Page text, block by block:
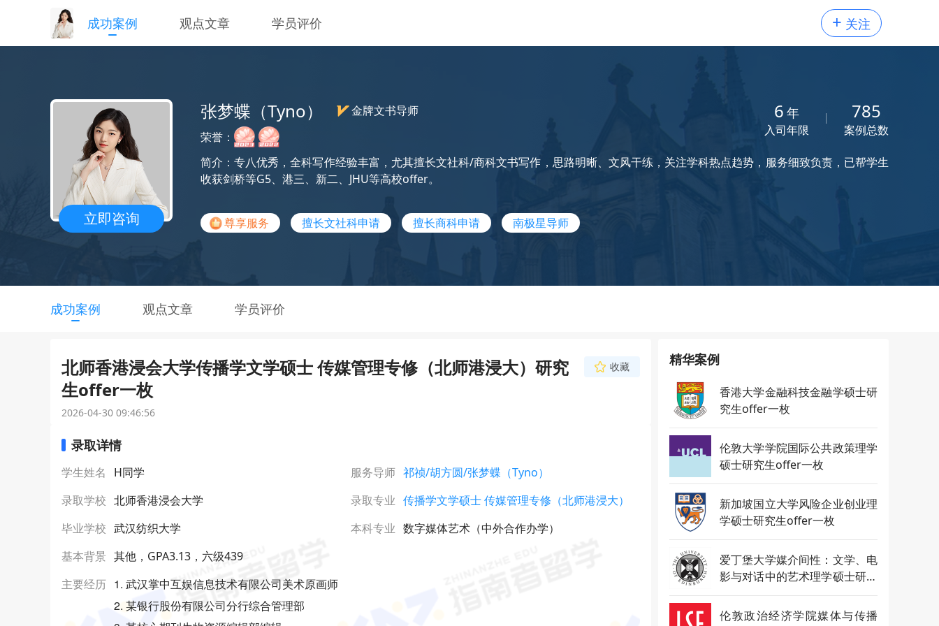
成功案例 观点文章 学员评价 + 关注
立即咨询
张梦蝶（Tyno）
金牌文书导师
荣誉：
6 年
入司年限
785
案例总数
简介：专八优秀，全科写作经验丰富，尤其擅长文社科/商科文书写作，思路明晰、文风干练，关注学科热点趋势，服务细致负责，已帮学生
收获剑桥等G5、港三、新二、JHU等高校offer。
尊享服务 擅长文社科申请 擅长商科申请 南极星导师
成功案例 观点文章 学员评价
北师香港浸会大学传播学文学硕士 传媒管理专修（北师港浸大）研究
生offer一枚
收藏
2026-04-30 09:46:56
录取详情
学生姓名 H同学 服务导师 祁祯/胡方圆/张梦蝶（Tyno）
录取学校 北师香港浸会大学 录取专业 传播学文学硕士 传媒管理专修（北师港浸大）
毕业学校 武汉纺织大学 本科专业 数字媒体艺术（中外合作办学）
基本背景 其他，GPA3.13，六级439
主要经历 1. 武汉掌中互娱信息技术有限公司美术原画师
2. 某银行股份有限公司分行综合管理部
精华案例
香港大学金融科技金融学硕士研
究生offer一枚
伦敦大学学院国际公共政策理学
硕士研究生offer一枚
新加坡国立大学风险企业创业理
学硕士研究生offer一枚
爱丁堡大学媒介间性：文学、电
影与对话中的艺术理学硕士研究
生offer一枚
伦敦政治经济学院媒体与传播